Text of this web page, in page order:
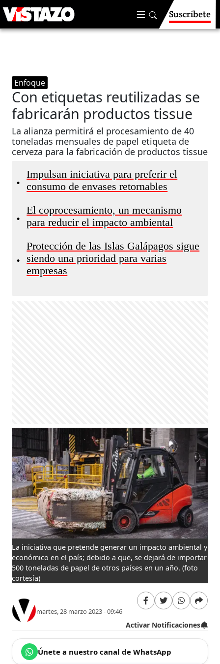
Suscríbete
Enfoque
Con etiquetas reutilizadas se
fabricarán productos tissue
La alianza permitirá el procesamiento de 40
toneladas mensuales de papel etiqueta de
cerveza para la fabricación de productos tissue
•
Impulsan iniciativa para preferir el
consumo de envases retornables
•
El coprocesamiento, un mecanismo
para reducir el impacto ambiental
•
Protección de las Islas Galápagos sigue
siendo una prioridad para varias
empresas
La iniciativa que pretende generar un impacto ambiental y
económico en el país; debido a que, se dejará de importar
500 toneladas de papel de otros países en un año. (foto
cortesía)
martes, 28 marzo 2023 - 09:46
Activar Notificaciones
Únete a nuestro canal de WhatsApp